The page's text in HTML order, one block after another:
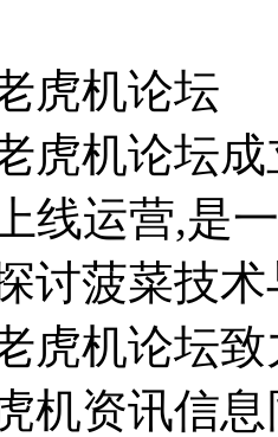
虎机论坛
虎机论坛成
线运营,是
讨菠菜技
虎机论坛
机资讯信